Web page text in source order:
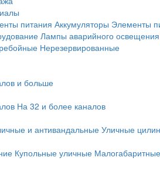
питания Аккумуляторы Элементы
Лампы аварийного освещения
Нерезервированные
и больше
На 32 и более каналов
и антивандальные Уличные
Купольные уличные Малогабаритные